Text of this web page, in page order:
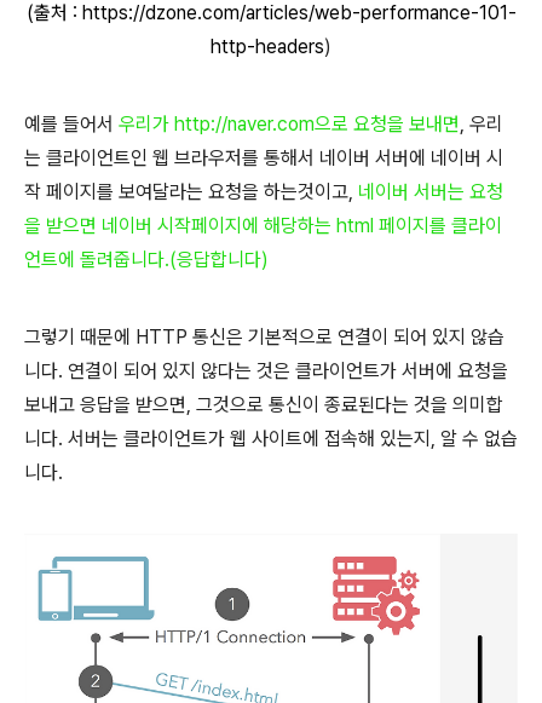
(출처 : https://dzone.com/articles/web-performance-101-
http-headers)
예를 들어서 우리가 http://naver.com으로 요청을 보내면, 우리
는 클라이언트인 웹 브라우저를 통해서 네이버 서버에 네이버 시
작 페이지를 보여달라는 요청을 하는것이고, 네이버 서버는 요청
을 받으면 네이버 시작페이지에 해당하는 html 페이지를 클라이
언트에 돌려줍니다.(응답합니다)
그렇기 때문에 HTTP 통신은 기본적으로 연결이 되어 있지 않습
니다. 연결이 되어 있지 않다는 것은 클라이언트가 서버에 요청을
보내고 응답을 받으면, 그것으로 통신이 종료된다는 것을 의미합
니다. 서버는 클라이언트가 웹 사이트에 접속해 있는지, 알 수 없습
니다.